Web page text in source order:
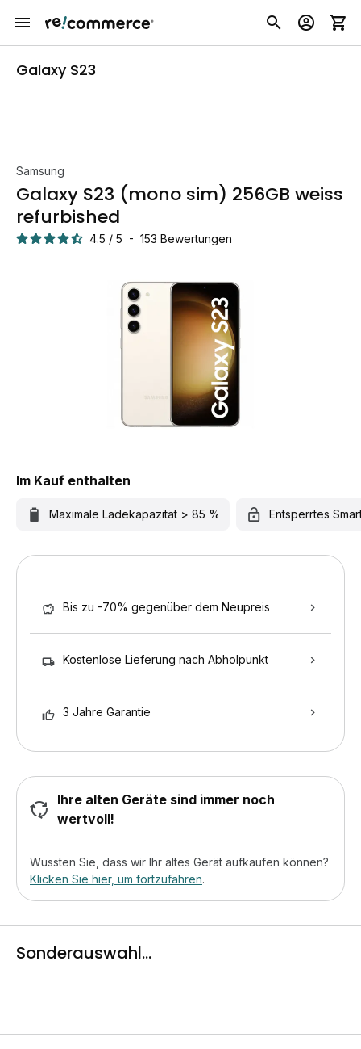
Galaxy S23
Samsung
Galaxy S23 (mono sim) 256GB weiss
refurbished
4.5 / 5 - 153 Bewertungen
Im Kauf enthalten
Maximale Ladekapazität > 85 % Entsperrtes
Bis zu -70% gegenüber dem Neupreis
Kostenlose Lieferung nach Abholpunkt
3 Jahre Garantie
Ihre alten Geräte sind immer noch
wertvoll!
Wussten Sie, dass wir Ihr altes Gerät aufkaufen können?
Klicken Sie hier, um fortzufahren.
Sonderauswahl...